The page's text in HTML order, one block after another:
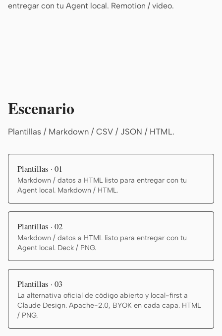
entregar con tu Agent local. Remotion / video.
Escenario
Plantillas / Markdown / CSV / JSON / HTML.
Plantillas · 01
Markdown / datos a HTML listo para entregar con tu
Agent local. Markdown / HTML.
Plantillas · 02
Markdown / datos a HTML listo para entregar con tu
Agent local. Deck / PNG.
Plantillas · 03
La alternativa oficial de código abierto y local-first a
Claude Design. Apache-2.0, BYOK en cada capa. HTML
/ PNG.